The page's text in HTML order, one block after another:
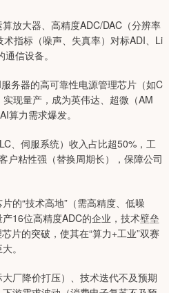
放大器、高精度ADC/DAC（分辨率
指标（噪声、失真率）对标ADI、Li
信设备。
务器的高可靠性电源管理芯片（如C
现量产，成为英伟达、超微（AM
算力需求爆发。
、伺服系统）收入占比超50%，工
户粘性强（替换周期长），保障公司
的“技术高地”（需高精度、低噪
16位高精度ADC的企业，技术壁垒
片的突破，使其在“算力+工业”双赛
。
厂降价打压）、技术迭代不及预期